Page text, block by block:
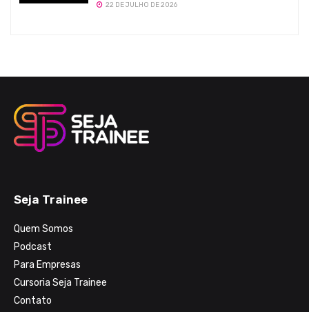
22 DE JULHO DE 2026
Seja Trainee
Quem Somos
Podcast
Para Empresas
Cursoria Seja Trainee
Contato